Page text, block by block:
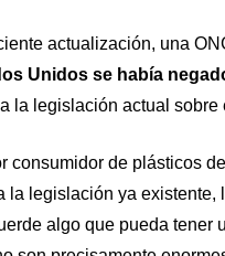
actualización, una
Unidos se había
a la legislación actual sobre
consumidor de plásticos
la legislación ya existente,
algo que pueda tener